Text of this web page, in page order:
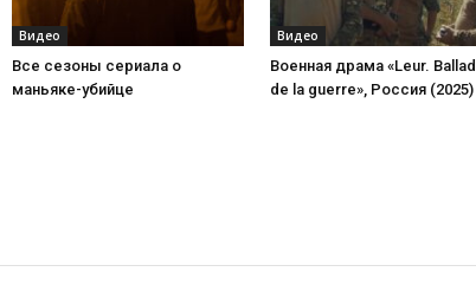
Видео
Все сезоны сериала о
маньяке-убийце
Видео
Военная драма «Leur.
de la guerre», Россия (2025)